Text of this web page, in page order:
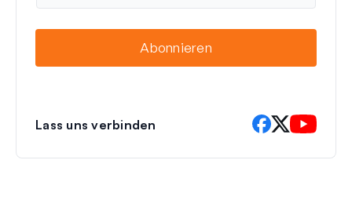
M
Abonnieren
Lass uns verbinden